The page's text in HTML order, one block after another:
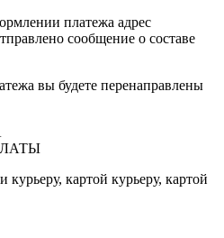
платежа адрес
сообщение о составе
вы будете перенаправлены
картой курьеру, картой